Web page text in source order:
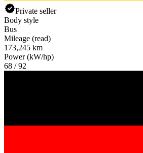
Private seller
Body style
Bus
Mileage (read)
173,245 km
Power (kW/hp)
68 / 92